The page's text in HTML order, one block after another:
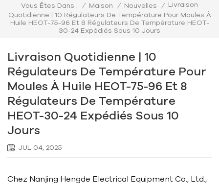
Vous Êtes Dans : / Maison / Nouvelles /
Livraison
Quotidienne | 10 Régulateurs De Température Pour Moules À
Huile HEOT-75-96 Et 8 Régulateurs De Température HEOT-
30-24 Expédiés Sous 10 Jours
Livraison Quotidienne | 10
Régulateurs De Température Pour
Moules À Huile HEOT-75-96 Et 8
Régulateurs De Température
HEOT-30-24 Expédiés Sous 10
Jours
JUL 04, 2025
Chez Nanjing Hengde Electrical Equipment Co., Ltd.,